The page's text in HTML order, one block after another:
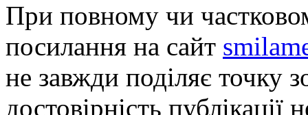
При повному чи
посилання на сайт
не завжди поділяє точку
достовірність публікації